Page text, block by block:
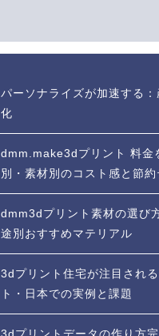
パーソナライズが加速する
化
dmm.make3dプリント 料金
別・素材別のコスト感と節約
dmm3dプリント素材の選び
途別おすすめマテリアル
3dプリント住宅が注目され
ト・日本での実例と課題